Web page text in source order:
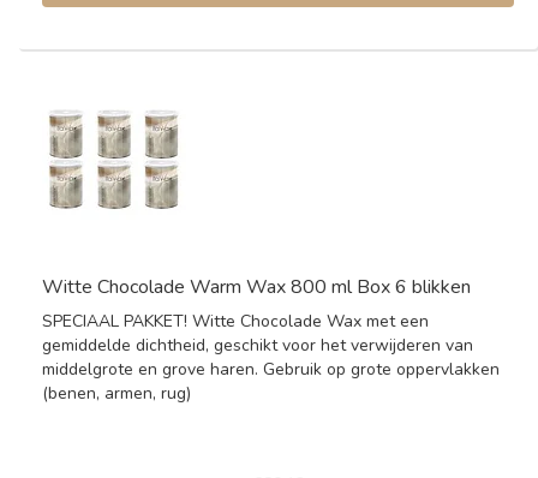
Witte Chocolade Warm Wax 800 ml Box 6 blikken
SPECIAAL PAKKET! Witte Chocolade Wax met een
gemiddelde dichtheid, geschikt voor het verwijderen van
middelgrote en grove haren. Gebruik op grote oppervlakken
(benen, armen, rug)